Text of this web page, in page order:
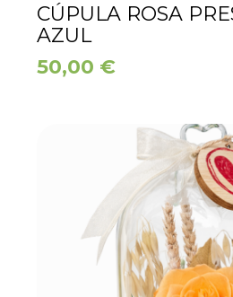
CÚPULA ROSA
AZUL
50,00 €